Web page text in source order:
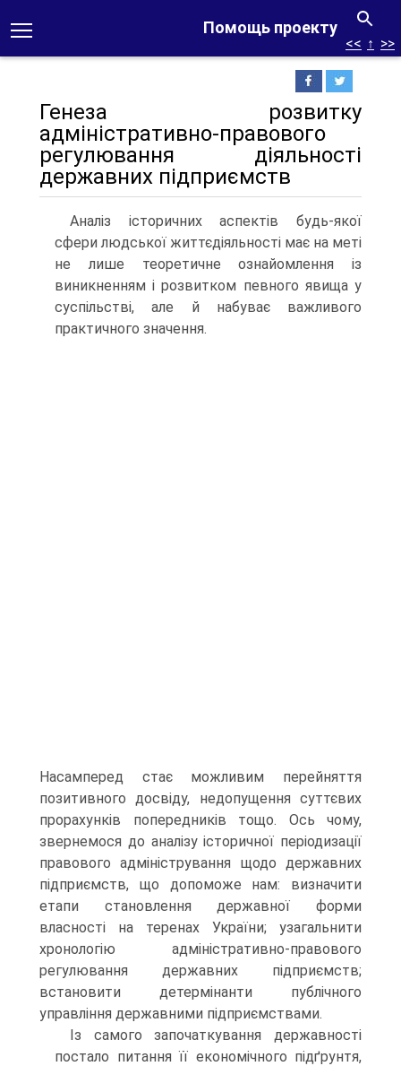
Помощь проекту
<< ↑ >>
Генеза розвитку
адміністративно-правового
регулювання діяльності
державних підприємств
Аналіз історичних аспектів будь-якої
сфери людської життєдіяльності має на меті
не лише теоретичне ознайомлення із
виникненням і розвитком певного явища у
суспільстві, але й набуває важливого
практичного значення.
Насамперед стає можливим перейняття
позитивного досвіду, недопущення суттєвих
прорахунків попередників тощо. Ось чому,
звернемося до аналізу історичної періодизації
правового адміністрування щодо державних
підприємств, що допоможе нам: визначити
етапи становлення державної форми
власності на теренах України; узагальнити
хронологію адміністративно-правового
регулювання державних підприємств;
встановити детермінанти публічного
управління державними підприємствами.
Із самого започаткування державності
постало питання її економічного підґрунтя,